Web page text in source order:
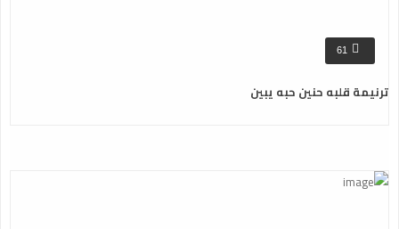
61
ترنيمة قلبه حنين حبه يبين